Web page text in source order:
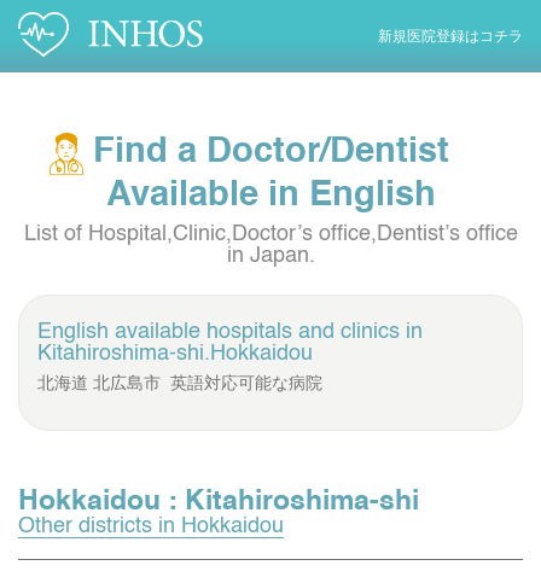
新規医院登録はコチラ
Find a Doctor/Dentist
Available in English
List of Hospital,Clinic,Doctor’s office,Dentist’s office
in Japan.
English available hospitals and clinics in
Kitahiroshima-shi.Hokkaidou
北海道 北広島市 英語対応可能な病院
Hokkaidou : Kitahiroshima-shi
Other districts in Hokkaidou